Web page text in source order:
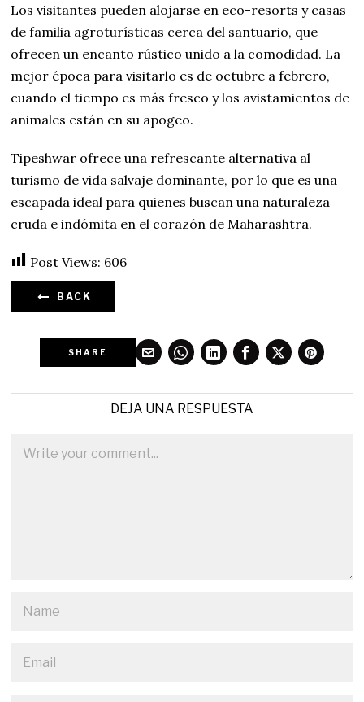
Los visitantes pueden alojarse en eco-resorts y casas
de familia agroturísticas cerca del santuario, que
ofrecen un encanto rústico unido a la comodidad. La
mejor época para visitarlo es de octubre a febrero,
cuando el tiempo es más fresco y los avistamientos de
animales están en su apogeo.
Tipeshwar ofrece una refrescante alternativa al
turismo de vida salvaje dominante, por lo que es una
escapada ideal para quienes buscan una naturaleza
cruda e indómita en el corazón de Maharashtra.
Post Views: 606
BACK
SHARE
DEJA UNA RESPUESTA